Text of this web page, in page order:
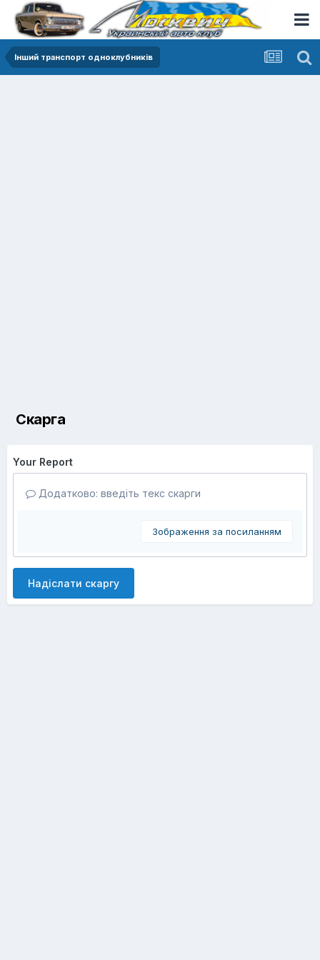
Інший транспорт одноклубників
Скарга
Your Report
Додатково: введіть текс скарги
Зображення за посиланням
Надіслати скаргу